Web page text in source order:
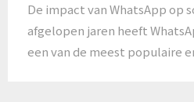
De impact van WhatsApp op
afgelopen jaren heeft
een van de meest populaire